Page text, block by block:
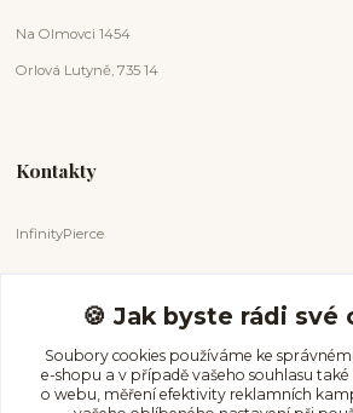
Na Olmovci 1454
Orlová Lutyně, 735 14
Kontakty
InfinityPierce
+420 731 681 038
(Po-Ne, 9-18 hod.)
info@infinitypierce.cz
🍪 Jak byste rádi své
Soubory cookies používáme ke
e-shopu a v případě vašeho souhlasu
o webu, měření efektivity reklamních